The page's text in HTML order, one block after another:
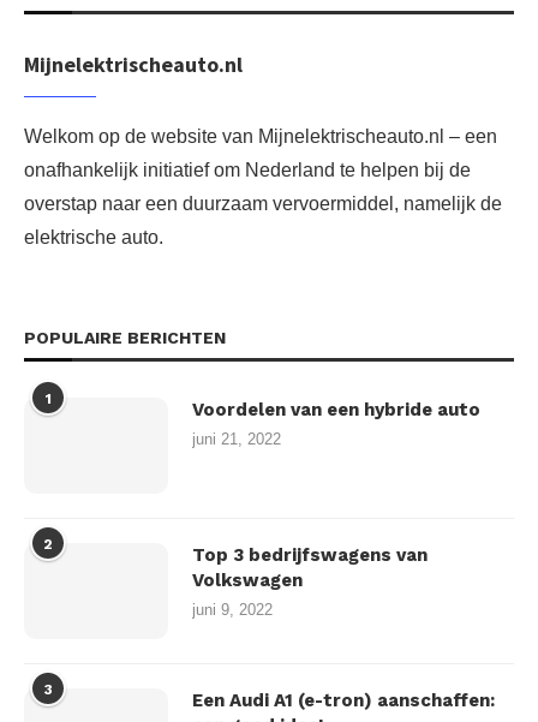
Mijnelektrischeauto.nl
Welkom op de website van Mijnelektrischeauto.nl – een
onafhankelijk initiatief om Nederland te helpen bij de
overstap naar een duurzaam vervoermiddel, namelijk de
elektrische auto.
POPULAIRE BERICHTEN
1
Voordelen van een hybride auto
juni 21, 2022
2
Top 3 bedrijfswagens van
Volkswagen
juni 9, 2022
3
Een Audi A1 (e-tron) aanschaffen: